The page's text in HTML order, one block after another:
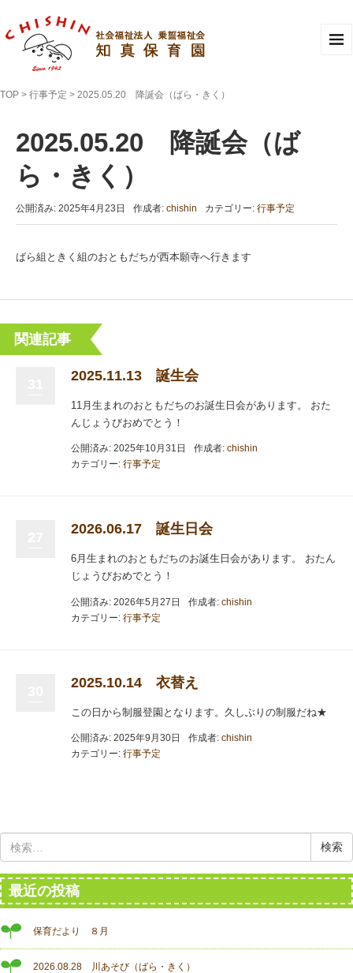
TOP > 行事予定 > 2025.05.20 降誕会（ばら・きく）
2025.05.20 降誕会（ば
ら・きく）
公開済み: 2025年4月23日 作成者: chishin カテゴリー: 行事予定
ばら組ときく組のおともだちが西本願寺へ行きます
関連記事
2025.11.13 誕生会
11月生まれのおともだちのお誕生日会があります。 おた
んじょうびおめでとう！
公開済み: 2025年10月31日 作成者: chishin
カテゴリー: 行事予定
2026.06.17 誕生日会
6月生まれのおともだちのお誕生日会があります。 おたん
じょうびおめでとう！
公開済み: 2026年5月27日 作成者: chishin
カテゴリー: 行事予定
2025.10.14 衣替え
この日から制服登園となります。久しぶりの制服だね★
公開済み: 2025年9月30日 作成者: chishin
カテゴリー: 行事予定
最近の投稿
保育だより ８月
2026.08.28 川あそび（ばら・きく）